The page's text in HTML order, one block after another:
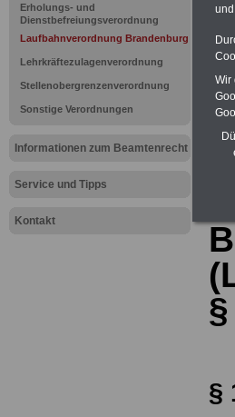
Erholungs- und
Dienstbefreiungsverordnung
Laufbahnverordnung Brandenburg
Lehrkräftezulagenverordnung
Stellenobergrenzenverordnung
Sonstige Verordnungen
Informationen zum Beamtenrecht
Service und Tipps
Kontakt
§
§
Wir